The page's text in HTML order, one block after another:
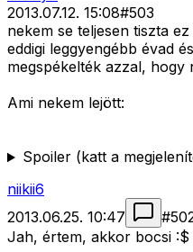
2013.07.12. 15:08#503
nekem se teljesen tiszta
eddigi leggyengébb évad
megspékelték azzal, hogy
Ami nekem lejött:
Spoiler (katt a
niikii6
2013.06.25. 10:47
#
Jah, értem, akkor bocsi :$